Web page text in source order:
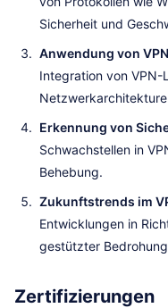
Sicherheit und
Anwendung von
Integration von VPN-
Erkennung von
Schwachstellen in
Behebung.
Zukunftstrends im
Entwicklungen in
gestützter
Zertifizierungen